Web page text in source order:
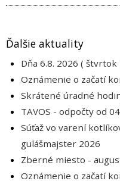
Ďalšie aktuality
Dňa 6.8. 2026 (
Oznámenie o začatí
Skrátené úradné
TAVOS - odpočty od
Súťaž vo varení
gulášmajster 2026
Zberné miesto -
Oznámenie o začatí